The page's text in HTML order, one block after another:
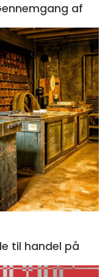
af
til handel på